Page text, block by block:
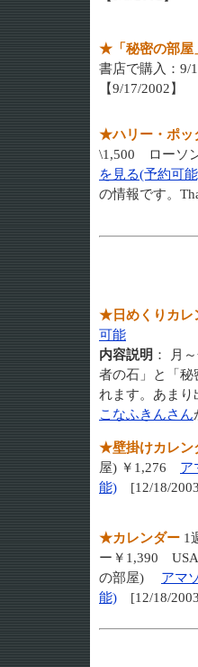
★「秘密の部屋
書店で購入：
【9/17/2002】
★ハリー・ポッ
\1,500 ローソ
を見る(予約可
の情報です。
★日めくりカレ
可能
内容説明 ： 月
者の石」と「秘
れます。あま
こなふきんさん
★壁掛けカレン
屋) ￥1,276 ア
能) [12/18/
★カレンダー 1
ー￥1,390
の部屋) アマ
能) [12/18/